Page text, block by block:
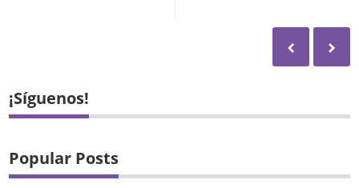
¡Síguenos!
Popular Posts